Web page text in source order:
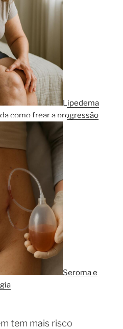
Lipedema
como frear a progressão
Seroma e
tem mais risco